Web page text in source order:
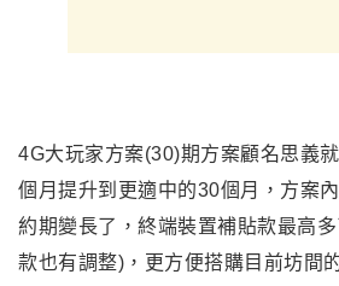
4G大玩家方案(30)期方案顧名思義
個月提升到更適中的30個月，方案
約期變長了，終端裝置補貼款最高
款也有調整)，更方便搭購目前坊間